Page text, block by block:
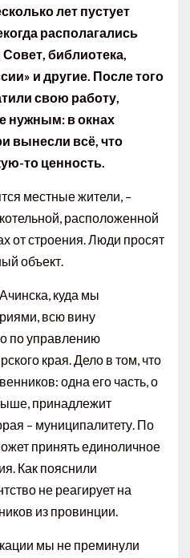
лет пустует
располагались
библиотека,
и другие. После того
свою работу,
нужным: в окнах
вынесли всё, что
то ценность.
местные жители, –
расположенной
от строения. Люди просят
объект.
куда мы
всю вину
по управлению
края. Дело в том, что
одна его часть, о
принадлежит
– муниципалитету. По
принять единоличное
Как пояснили
не реагирует на
из провинции.
мы не преминули